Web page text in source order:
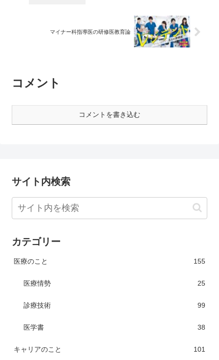
マイナー科指導医の研修医教育論
コメント
コメントを書き込む
サイト内検索
カテゴリー
医療のこと 155
医療情勢 25
診療技術 99
医学書 38
キャリアのこと 101